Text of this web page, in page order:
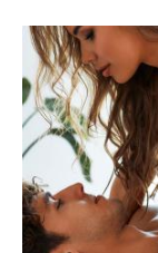
povjerenje.